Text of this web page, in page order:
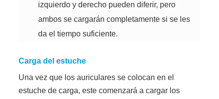
izquierdo y derecho pueden diferir, pero
ambos se cargarán completamente si se les
da el tiempo suficiente.
Carga del estuche
Una vez que los auriculares se colocan en el
estuche de carga, este comenzará a cargar los